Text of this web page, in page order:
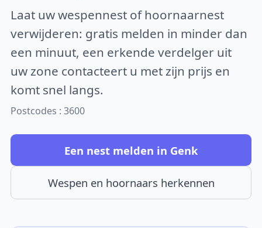
Laat uw wespennest of hoornaarnest
verwijderen: gratis melden in minder dan
een minuut, een erkende verdelger uit
uw zone contacteert u met zijn prijs en
komt snel langs.
Postcodes : 3600
Een nest melden in Genk
Wespen en hoornaars herkennen